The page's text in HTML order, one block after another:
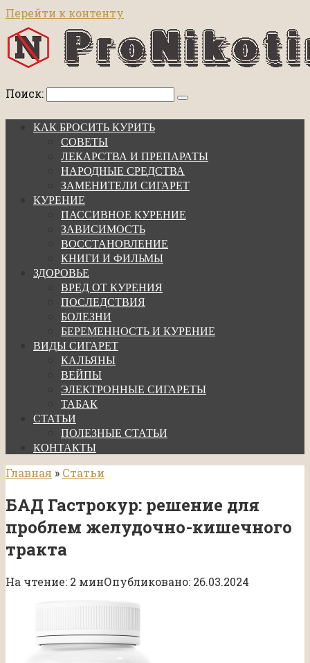
Перейти к контенту
Поиск:
КАК БРОСИТЬ КУРИТЬ
СОВЕТЫ
ЛЕКАРСТВА И ПРЕПАРАТЫ
НАРОДНЫЕ СРЕДСТВА
ЗАМЕНИТЕЛИ СИГАРЕТ
КУРЕНИЕ
ПАССИВНОЕ КУРЕНИЕ
ЗАВИСИМОСТЬ
ВОССТАНОВЛЕНИЕ
КНИГИ И ФИЛЬМЫ
ЗДОРОВЬЕ
ВРЕД ОТ КУРЕНИЯ
ПОСЛЕДСТВИЯ
БОЛЕЗНИ
БЕРЕМЕННОСТЬ И КУРЕНИЕ
ВИДЫ СИГАРЕТ
КАЛЬЯНЫ
ВЕЙПЫ
ЭЛЕКТРОННЫЕ СИГАРЕТЫ
ТАБАК
СТАТЬИ
ПОЛЕЗНЫЕ СТАТЬИ
КОНТАКТЫ
Главная » Статьи
БАД Гастрокур: решение для
проблем желудочно-кишечного
тракта
На чтение: 2 минОпубликовано: 26.03.2024